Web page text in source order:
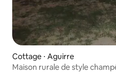
Cottage ⋅ Aguirre
Maison rurale de style